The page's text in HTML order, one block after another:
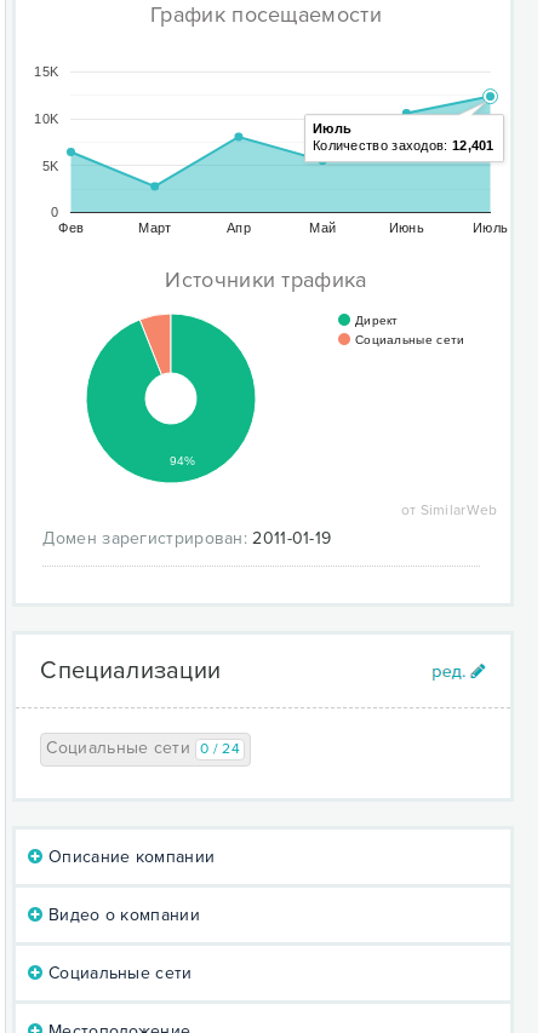
График посещаемости
Фев Март Апр Май Июнь Июль
0
5K
10K
15K
Июль
Количество заходов: 12,401
Источники трафика
Директ
Социальные сети
94%
от SimilarWeb
Домен зарегистрирован: 2011-01-19
Специализации
Социальные сети 0 / 24
Описание компании
Видео о компании
Социальные сети